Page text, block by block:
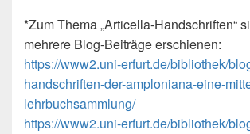
*Zum Thema „Articella-Handschriften“
mehrere Blog-Beiträge erschienen:
https://www2.uni-erfurt.de/bibliothek/
handschriften-der-amploniana-eine-
lehrbuchsammlung/
https://www2.uni-erfurt.de/bibliothek/